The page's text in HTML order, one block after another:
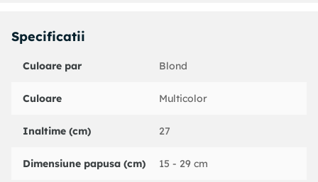
Specificatii
Culoare par Blond
Culoare Multicolor
Inaltime (cm) 27
Dimensiune papusa (cm) 15 - 29 cm